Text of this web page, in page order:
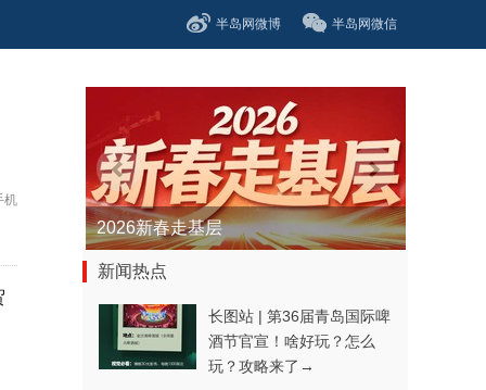
半岛网微博 半岛网微信
机
青春逐梦正当时——聚焦2026年中...
新闻热点
长图站 | 第36届青岛国际啤
酒节官宣！啥好玩？怎么
玩？攻略来了→